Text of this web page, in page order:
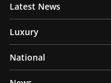
Latest News
Luxury
National